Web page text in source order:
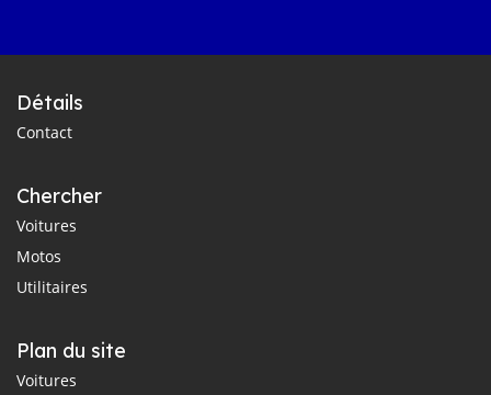
Détails
Contact
Chercher
Voitures
Motos
Utilitaires
Plan du site
Voitures